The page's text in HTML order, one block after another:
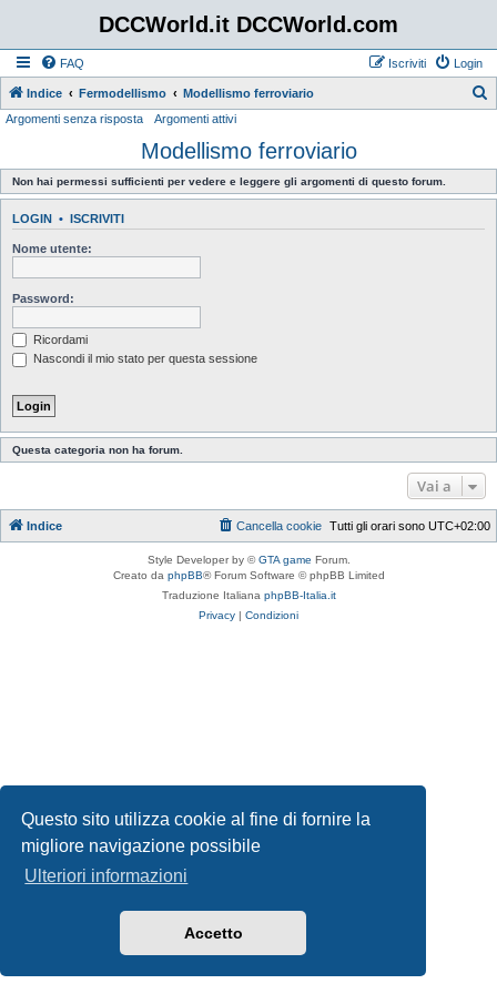
Questo sito utilizza cookie al fine di fornire la
migliore navigazione possibile
Ulteriori informazioni
Accetto
DCCWorld.it DCCWorld.com
FAQ Login
Iscriviti
Indice Fermodellismo Modellismo ferroviario
c
a
Argomenti senza risposta Argomenti attivi
Modellismo ferroviario
Non hai permessi sufficienti per vedere e leggere gli argomenti di questo forum.
LOGIN • ISCRIVITI
Nome utente:
Password:
Ricordami
Nascondi il mio stato per questa sessione
Questa categoria non ha forum.
Vai a
Indice Tutti gli orari sono UTC+02:00
Cancella cookie
Style Developer by ©GTA game Forum.
Creato da phpBB® Forum Software © phpBB Limited
Traduzione Italiana phpBB-Italia.it
Privacy | Condizioni